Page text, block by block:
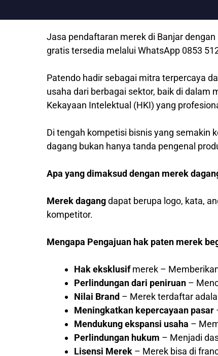
Jasa pendaftaran merek di Banjar
gratis tersedia melalui WhatsApp 0853
Patendo hadir sebagai mitra terpercaya
usaha dari berbagai sektor, baik di dalam
Kekayaan Intelektual (HKI) yang
Di tengah kompetisi bisnis yang semakin
dagang bukan hanya tanda pengenal
Apa yang dimaksud dengan merek
Merek dagangdapat berupa logo, kata,
kompetitor.
Mengapa Pengajuan hak paten merek
Hak eksklusifmerek –
Perlindungan dari peniruan –
Nilai Brand – Merek terdaftar
Meningkatkan kepercayaan pasar
Mendukung ekspansi usaha –
Perlindungan hukum – Menjadi
Lisensi Merek – Merek bisa di